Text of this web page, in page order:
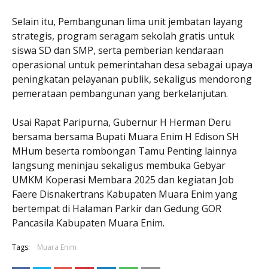
Selain itu, Pembangunan lima unit jembatan layang
strategis, program seragam sekolah gratis untuk
siswa SD dan SMP, serta pemberian kendaraan
operasional untuk pemerintahan desa sebagai upaya
peningkatan pelayanan publik, sekaligus mendorong
pemerataan pembangunan yang berkelanjutan.
Usai Rapat Paripurna, Gubernur H Herman Deru
bersama bersama Bupati Muara Enim H Edison SH
MHum beserta rombongan Tamu Penting lainnya
langsung meninjau sekaligus membuka Gebyar
UMKM Koperasi Membara 2025 dan kegiatan Job
Faere Disnakertrans Kabupaten Muara Enim yang
bertempat di Halaman Parkir dan Gedung GOR
Pancasila Kabupaten Muara Enim.
Tags: Muara Enim